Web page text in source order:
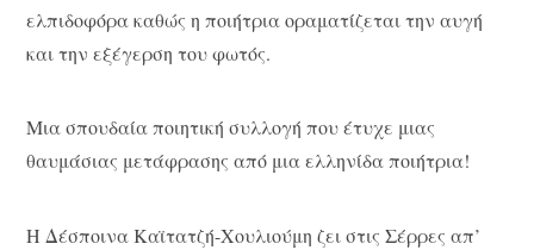
ελπιδοφόρα καθώς η ποιήτρια οραματίζεται την αυγή
και την εξέγερση του φωτός.
Mια σπουδαία ποιητική συλλογή που έτυχε μιας
θαυμάσιας μετάφρασης από μια ελληνίδα ποιήτρια!
Η Δέσποινα Καϊτατζή-Χουλιούμη ζει στις Σέρρες απ’